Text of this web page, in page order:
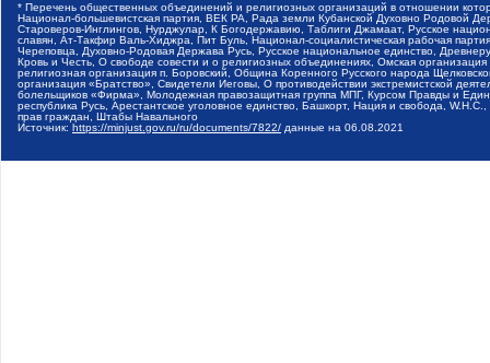
* Перечень общественных объединений и религиозных организаций в отношении
Национал-большевистская партия, ВЕК РА, Рада земли Кубанской Духовно Родовой
Староверов-Инглингов, Нурджулар, К Богодержавию, Таблиги Джамаат, Русское
славян, Ат-Такфир Валь-Хиджра, Пит Буль, Национал-социалистическая рабочая
Череповца, Духовно-Родовая Держава Русь, Русское национальное единство,
Кровь и Честь, О свободе совести и о религиозных объединениях, Омская
религиозная организация п. Боровский, Община Коренного Русского народа
организация «Братство», Свидетели Иеговы, О противодействии экстремистской
болельщиков «Фирма», Молодежная правозащитная группа МПГ, Курсом Правды и
республика Русь, Арестантское уголовное единство, Башкорт, Нация и свобода,
прав граждан, Штабы Навального
Источник: https://minjust.gov.ru/ru/documents/7822/ данные на 06.08.2021